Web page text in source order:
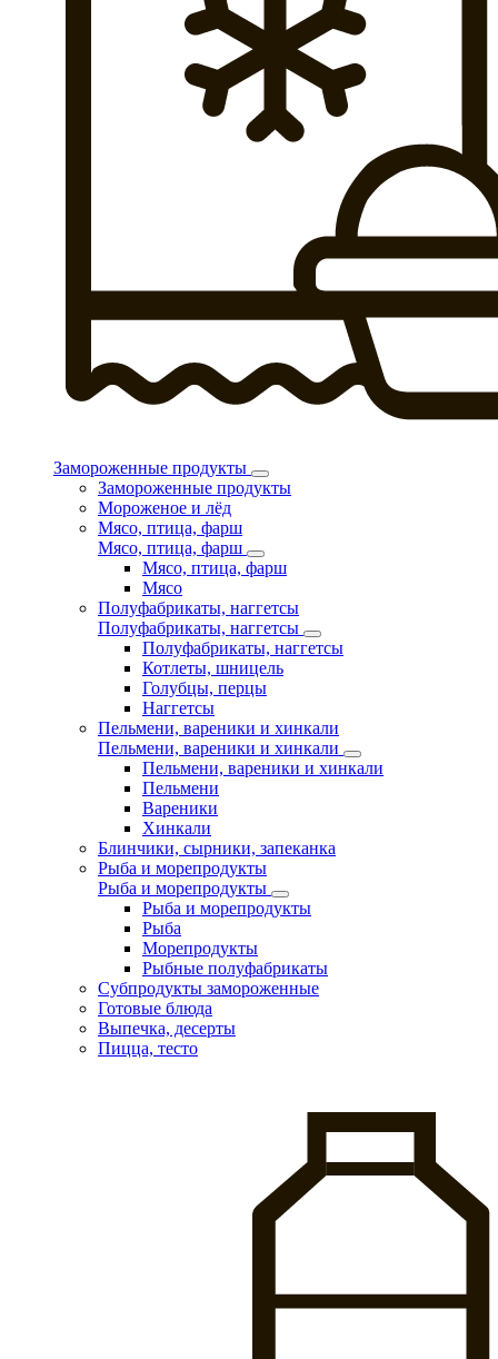
Замороженные продукты
Замороженные продукты
Мороженое и лёд
Мясо, птица, фарш
Мясо, птица, фарш
Мясо, птица, фарш
Мясо
Полуфабрикаты, наггетсы
Полуфабрикаты, наггетсы
Полуфабрикаты, наггетсы
Котлеты, шницель
Голубцы, перцы
Наггетсы
Пельмени, вареники и хинкали
Пельмени, вареники и хинкали
Пельмени, вареники и хинкали
Пельмени
Вареники
Хинкали
Блинчики, сырники, запеканка
Рыба и морепродукты
Рыба и морепродукты
Рыба и морепродукты
Рыба
Морепродукты
Рыбные полуфабрикаты
Субпродукты замороженные
Готовые блюда
Выпечка, десерты
Пицца, тесто